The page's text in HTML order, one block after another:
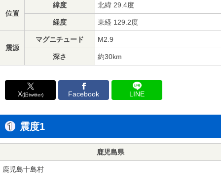
位置
緯度 北緯 29.4度
経度 東経 129.2度
震源
マグニチュード M2.9
深さ 約30km
X(旧twitter) Facebook LINE
震度1
鹿児島県
鹿児島十島村